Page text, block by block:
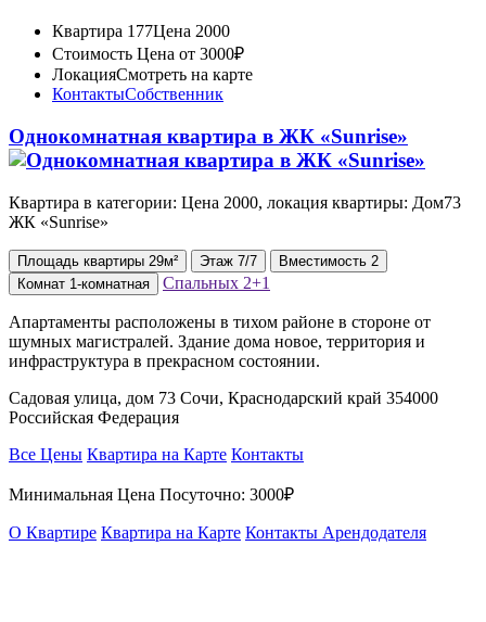
Квартира 177Цена 2000
Стоимость Цена от 3000₽
ЛокацияСмотреть на карте
КонтактыСобственник
Однокомнатная квартира в ЖК «Sunrise»
Квартира в категории: Цена 2000, локация квартиры: Дом73
ЖК «Sunrise»
Площадь квартиры 29м² Этаж 7/7 Вместимость 2
Комнат 1-комнатная Спальных 2+1
Апартаменты расположены в тихом районе в стороне от
шумных магистралей. Здание дома новое, территория и
инфраструктура в прекрасном состоянии.
Садовая улица, дом 73 Сочи, Краснодарский край 354000
Российская Федерация
Все Цены Квартира на Карте Контакты
Минимальная Цена Посуточно: 3000₽
О Квартире Квартира на Карте Контакты Арендодателя